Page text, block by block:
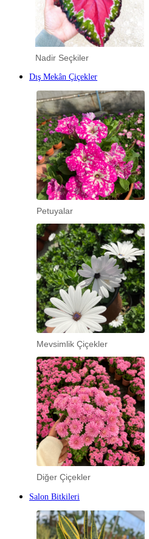
Nadir Seçkiler
Dış Mekân Çiçekler
Petuyalar
Mevsimlik Çiçekler
Diğer Çiçekler
Salon Bitkileri